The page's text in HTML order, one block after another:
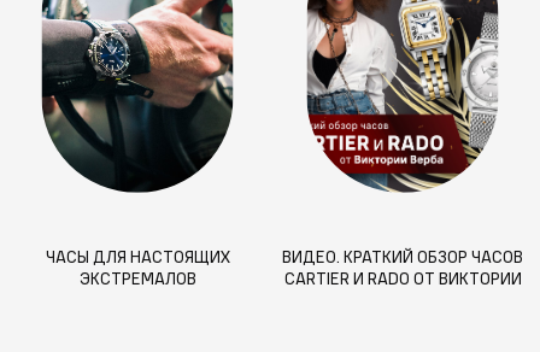
ЧАСЫ ДЛЯ НАСТОЯЩИХ
ЭКСТРЕМАЛОВ
ВИДЕО. КРАТКИЙ ОБЗОР ЧАСОВ
CARTIER И RADO ОТ ВИКТОРИИ